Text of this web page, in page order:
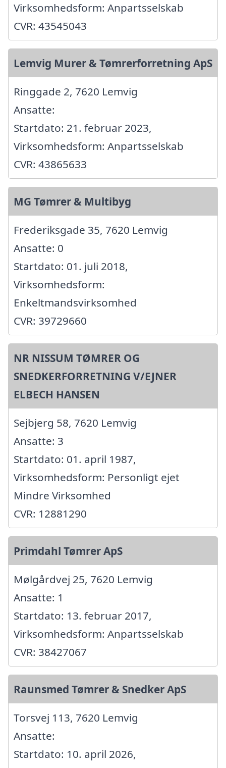
Virksomhedsform: Anpartsselskab
CVR: 43545043
Lemvig Murer & Tømrerforretning ApS
Ringgade 2, 7620 Lemvig
Ansatte:
Startdato: 21. februar 2023,
Virksomhedsform: Anpartsselskab
CVR: 43865633
MG Tømrer & Multibyg
Frederiksgade 35, 7620 Lemvig
Ansatte: 0
Startdato: 01. juli 2018,
Virksomhedsform:
Enkeltmandsvirksomhed
CVR: 39729660
NR NISSUM TØMRER OG
SNEDKERFORRETNING V/EJNER
ELBECH HANSEN
Sejbjerg 58, 7620 Lemvig
Ansatte: 3
Startdato: 01. april 1987,
Virksomhedsform: Personligt ejet
Mindre Virksomhed
CVR: 12881290
Primdahl Tømrer ApS
Mølgårdvej 25, 7620 Lemvig
Ansatte: 1
Startdato: 13. februar 2017,
Virksomhedsform: Anpartsselskab
CVR: 38427067
Raunsmed Tømrer & Snedker ApS
Torsvej 113, 7620 Lemvig
Ansatte:
Startdato: 10. april 2026,